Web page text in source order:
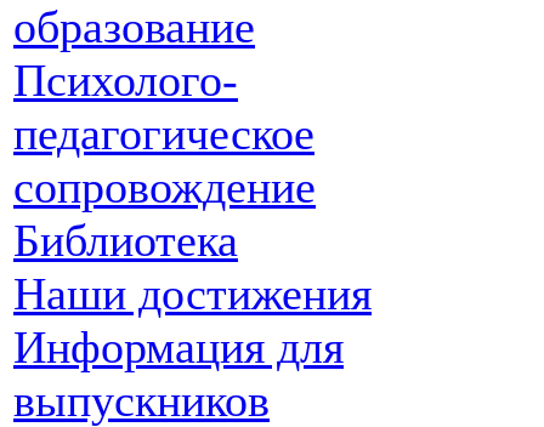
образование
Психолого-
педагогическое
сопровождение
Библиотека
Наши достижения
Информация для
выпускников